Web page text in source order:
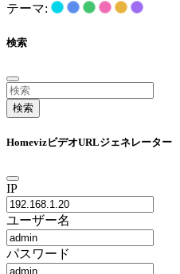
テーマ:
検索
検索
HomevizビデオURLジェネレーター
IP
ユーザー名
パスワード